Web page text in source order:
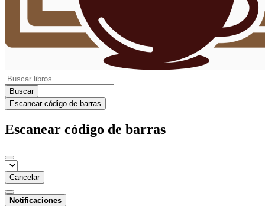
Buscar
Escanear código de barras
Escanear código de barras
Cancelar
Notificaciones